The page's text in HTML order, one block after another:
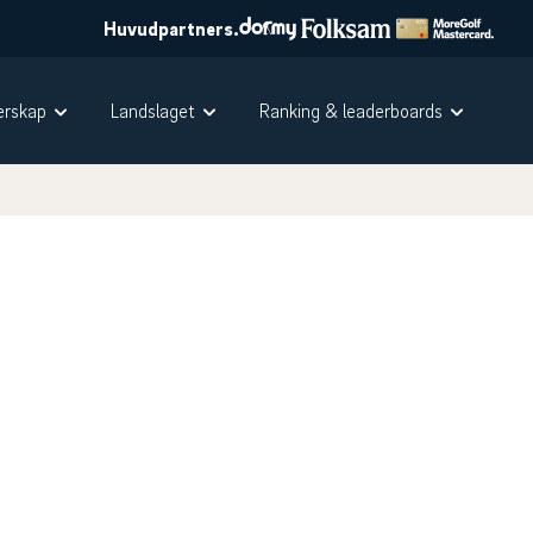
Huvudpartners.
Landslaget Ranking & leaderboards